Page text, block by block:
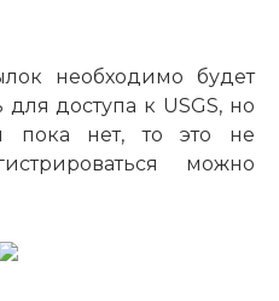
необходимо будет
доступа к USGS, но
пока нет, то это не
можно